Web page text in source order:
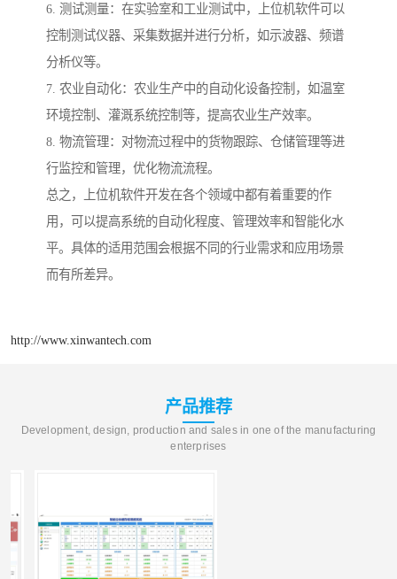
6. 测试测量：在实验室和工业测试中，上位机软件可以
控制测试仪器、采集数据并进行分析，如示波器、频谱
分析仪等。
7. 农业自动化：农业生产中的自动化设备控制，如温室
环境控制、灌溉系统控制等，提高农业生产效率。
8. 物流管理：对物流过程中的货物跟踪、仓储管理等进
行监控和管理，优化物流流程。
总之，上位机软件开发在各个领域中都有着重要的作
用，可以提高系统的自动化程度、管理效率和智能化水
平。具体的适用范围会根据不同的行业需求和应用场景
而有所差异。
http://www.xinwantech.com
产品推荐
Development, design, production and sales in one of the manufacturing
enterprises